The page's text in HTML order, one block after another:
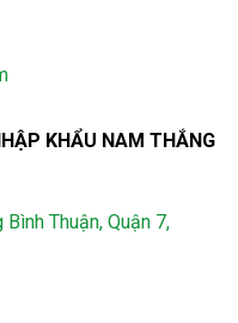
KHẨU NAM THẮNG
Thuận, Quận 7,